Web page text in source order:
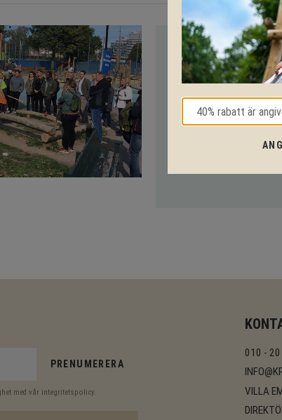
VI
tekniska lösningar så
Ring oss på tel:010-
support@kpln.se
PRENUMERERA
med vår integritetspolicy.
010 -
VILLA